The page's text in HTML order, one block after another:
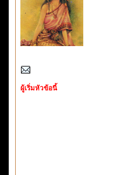
ผู้เริ่มหัวข้อนี้